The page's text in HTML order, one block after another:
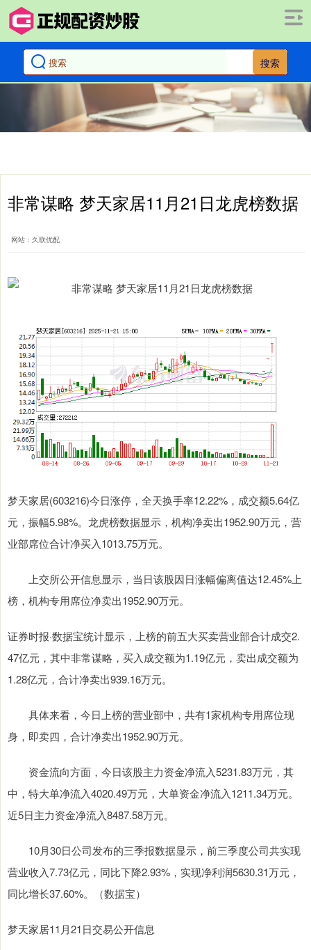
搜索
非常谋略 梦天家居11月21日龙虎榜数据
网站：久联优配
梦天家居(603216)今日涨停，全天换手率12.22%，成交额5.64亿
元，振幅5.98%。龙虎榜数据显示，机构净卖出1952.90万元，营
业部席位合计净买入1013.75万元。
上交所公开信息显示，当日该股因日涨幅偏离值达12.45%上
榜，机构专用席位净卖出1952.90万元。
证券时报·数据宝统计显示，上榜的前五大买卖营业部合计成交2.
47亿元，其中非常谋略，买入成交额为1.19亿元，卖出成交额为
1.28亿元，合计净卖出939.16万元。
具体来看，今日上榜的营业部中，共有1家机构专用席位现
身，即卖四，合计净卖出1952.90万元。
资金流向方面，今日该股主力资金净流入5231.83万元，其
中，特大单净流入4020.49万元，大单资金净流入1211.34万元。
近5日主力资金净流入8487.58万元。
10月30日公司发布的三季报数据显示，前三季度公司共实现
营业收入7.73亿元，同比下降2.93%，实现净利润5630.31万元，
同比增长37.60%。（数据宝）
梦天家居11月21日交易公开信息